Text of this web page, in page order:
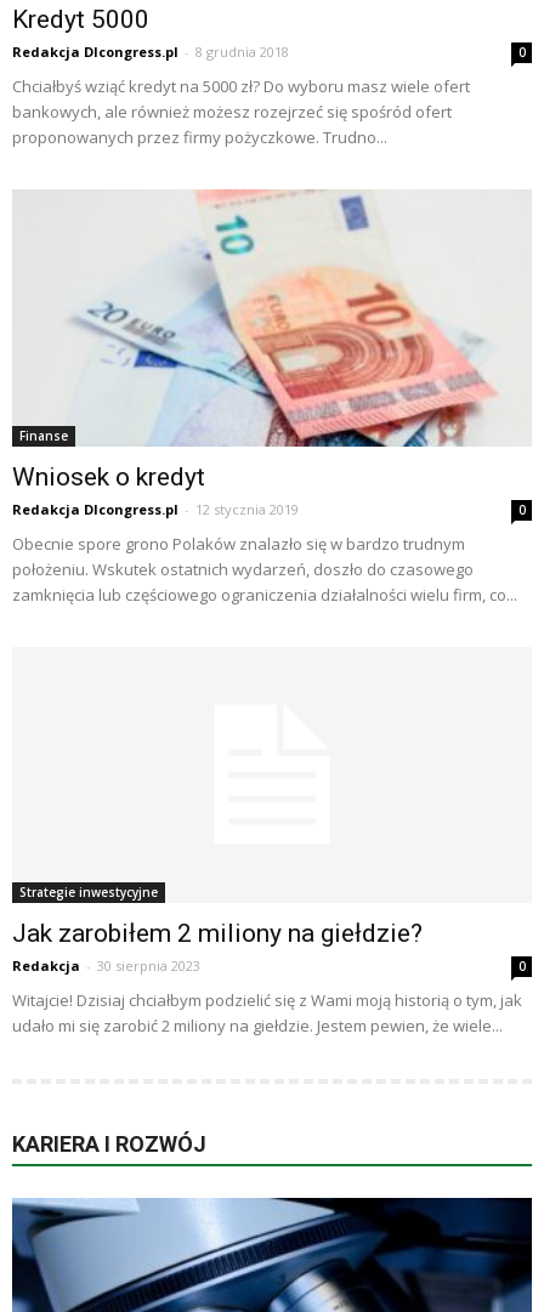
Kredyt 5000
Redakcja Dlcongress.pl - 8 grudnia 2018 0
Chciałbyś wziąć kredyt na 5000 zł? Do wyboru masz wiele ofert
bankowych, ale również możesz rozejrzeć się spośród ofert
proponowanych przez firmy pożyczkowe. Trudno...
Finanse
Wniosek o kredyt
Redakcja Dlcongress.pl - 12 stycznia 2019 0
Obecnie spore grono Polaków znalazło się w bardzo trudnym
położeniu. Wskutek ostatnich wydarzeń, doszło do czasowego
zamknięcia lub częściowego ograniczenia działalności wielu firm, co...
Strategie inwestycyjne
Jak zarobiłem 2 miliony na giełdzie?
Redakcja - 30 sierpnia 2023 0
Witajcie! Dzisiaj chciałbym podzielić się z Wami moją historią o tym, jak
udało mi się zarobić 2 miliony na giełdzie. Jestem pewien, że wiele...
KARIERA I ROZWÓJ